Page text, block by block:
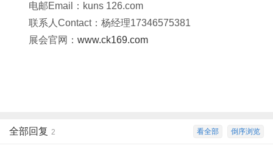
电邮Email：kuns 126.com
联系人Contact：杨经理17346575381
展会官网： www.ck169.com
倒序浏览
看全部
全部回复 2